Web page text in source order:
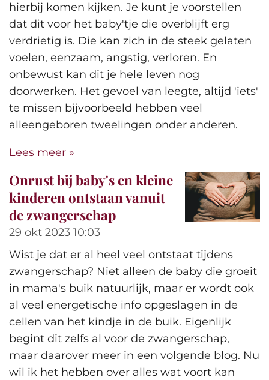
hierbij komen kijken. Je kunt je voorstellen
dat dit voor het baby'tje die overblijft erg
verdrietig is. Die kan zich in de steek gelaten
voelen, eenzaam, angstig, verloren. En
onbewust kan dit je hele leven nog
doorwerken. Het gevoel van leegte, altijd 'iets'
te missen bijvoorbeeld hebben veel
alleengeboren tweelingen onder anderen.
Lees meer »
Onrust bij baby's en kleine
kinderen ontstaan vanuit
de zwangerschap
29 okt 2023 10:03
Wist je dat er al heel veel ontstaat tijdens
zwangerschap? Niet alleen de baby die groeit
in mama's buik natuurlijk, maar er wordt ook
al veel energetische info opgeslagen in de
cellen van het kindje in de buik. Eigenlijk
begint dit zelfs al voor de zwangerschap,
maar daarover meer in een volgende blog. Nu
wil ik het hebben over alles wat voort kan